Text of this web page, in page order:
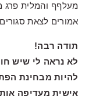
מעלףף והמלית פרג
אמורים לצאת
תודה רבה!
לא נראה לי שיש
להיות מבחינת
אישית מעדיפה